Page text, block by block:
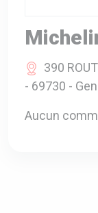
390
- 69730 -
Aucun